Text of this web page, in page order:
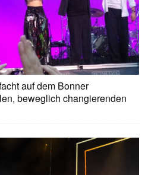
auf dem Bonner
beweglich changierenden